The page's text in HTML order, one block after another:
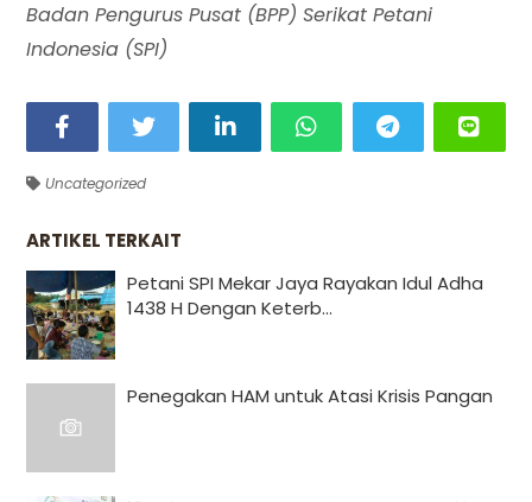
Badan Pengurus Pusat (BPP) Serikat Petani
Indonesia (SPI)
Uncategorized
ARTIKEL TERKAIT
Petani SPI Mekar Jaya Rayakan Idul Adha
1438 H Dengan Keterb...
Penegakan HAM untuk Atasi Krisis Pangan